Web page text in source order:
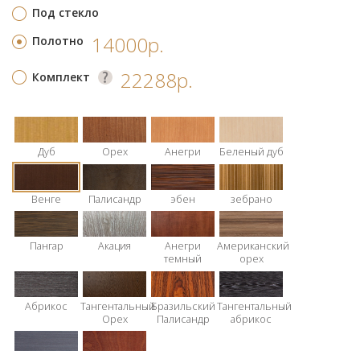
Под стекло
Полотно 14000р.
Комплект 22288р.
Дуб Орех Анегри Беленый дуб
Венге Палисандр эбен зебрано
Пангар Акация
Анегри
темный
Американский
орех
Абрикос
Тангентальный
Орех
Бразильский
Палисандр
Тангентальный
абрикос